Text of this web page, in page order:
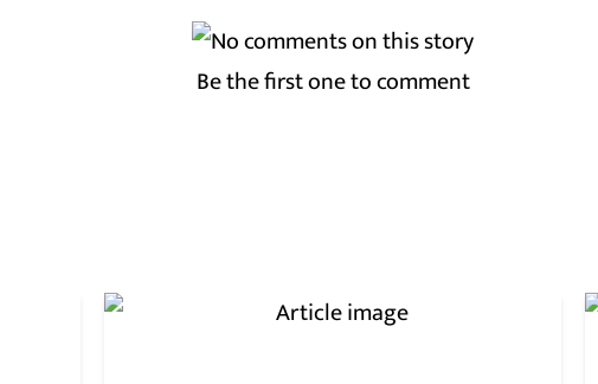
Be the first one to comment